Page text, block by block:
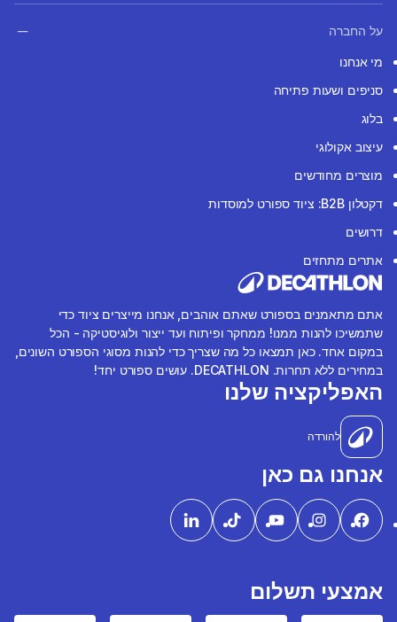
על החברה
מי אנחנו
סניפים ושעות פתיחה
בלוג
עיצוב אקולוגי
מוצרים מחודשים
דקטלון B2B: ציוד ספורט למוסדות
דרושים
אתרים מתחזים
אתם מתאמנים בספורט שאתם אוהבים, אנחנו מייצרים ציוד כדי
שתמשיכו להנות ממנו! ממחקר ופיתוח ועד ייצור ולוגיסטיקה - הכל
במקום אחד. כאן תמצאו כל מה שצריך כדי להנות מסוגי הספורט השונים,
במחירים ללא תחרות. DECATHLON. עושים ספורט יחד!
האפליקציה שלנו
להורדה
אנחנו גם כאן
אמצעי תשלום